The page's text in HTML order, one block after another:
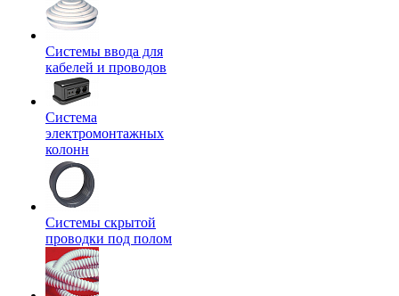
Системы ввода для
кабелей и проводов
Система
электромонтажных
колонн
Системы скрытой
проводки под полом